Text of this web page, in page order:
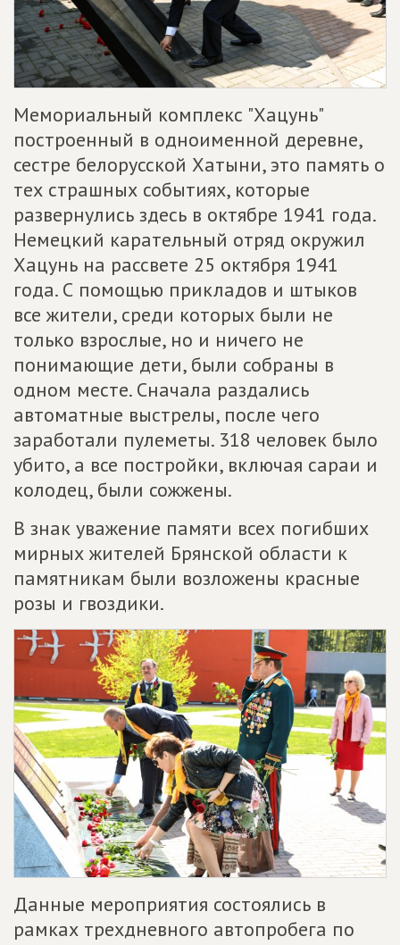
Мемориальный комплекс "Хацунь"
построенный в одноименной деревне,
сестре белорусской Хатыни, это память о
тех страшных событиях, которые
развернулись здесь в октябре 1941 года.
Немецкий карательный отряд окружил
Хацунь на рассвете 25 октября 1941
года. С помощью прикладов и штыков
все жители, среди которых были не
только взрослые, но и ничего не
понимающие дети, были собраны в
одном месте. Сначала раздались
автоматные выстрелы, после чего
заработали пулеметы. 318 человек было
убито, а все постройки, включая сараи и
колодец, были сожжены.
В знак уважение памяти всех погибших
мирных жителей Брянской области к
памятникам были возложены красные
розы и гвоздики.
Данные мероприятия состоялись в
рамках трехдневного автопробега по